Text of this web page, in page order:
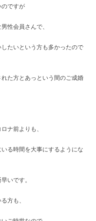
のですが
性会員さんで、
たいという方も多かったので
た方とあっという間のご成婚
ナ前よりも、
る時間を大事にするようにな
いです。
方も、